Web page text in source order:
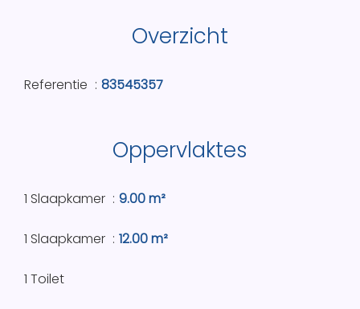
Overzicht
Referentie 83545357
Oppervlaktes
1 Slaapkamer 9.00 m²
1 Slaapkamer 12.00 m²
1 Toilet